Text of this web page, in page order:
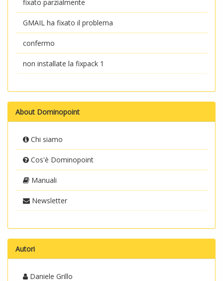
fixato parzialmente
GMAIL ha fixato il problema
confermo
non installate la fixpack 1
About Dominopoint
Chi siamo
Cos'è Dominopoint
Manuali
Newsletter
Autori
Daniele Grillo